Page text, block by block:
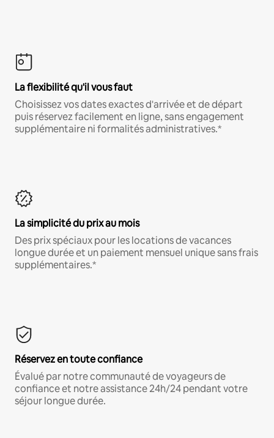
La flexibilité qu'il vous faut
Choisissez vos dates exactes d'arrivée et de départ
puis réservez facilement en ligne, sans engagement
supplémentaire ni formalités administratives.*
La simplicité du prix au mois
Des prix spéciaux pour les locations de vacances
longue durée et un paiement mensuel unique sans frais
supplémentaires.*
Réservez en toute confiance
Évalué par notre communauté de voyageurs de
confiance et notre assistance 24h/24 pendant votre
séjour longue durée.